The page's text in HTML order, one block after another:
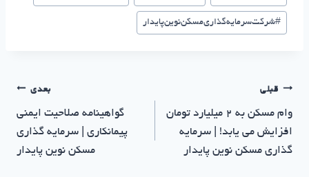
#شرکت‌سرمایه‌گذاری‌مسکن‌نوین‌پایدار
قبلی
وام مسکن به ۲ میلیارد تومان
افزایش می یابد! | سرمایه
گذاری مسکن نوین پایدار
بعدی
گواهینامه صلاحیت ایمنی
پیمانکاری | سرمایه گذاری
مسکن نوین پایدار